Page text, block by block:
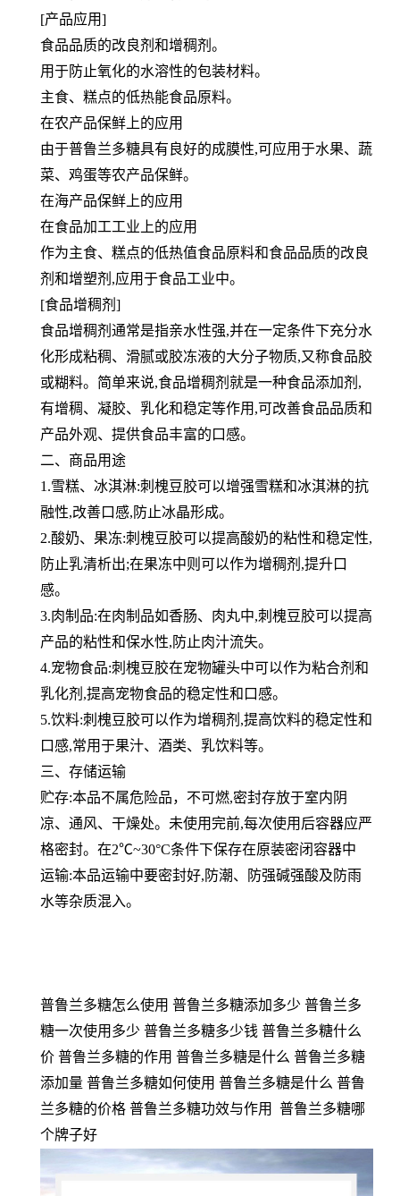
[产品应用]
食品品质的改良剂和增稠剂。
用于防止氧化的水溶性的包装材料。
主食、糕点的低热能食品原料。
在农产品保鲜上的应用
由于普鲁兰多糖具有良好的成膜性,可应用于水果、蔬
菜、鸡蛋等农产品保鲜。
在海产品保鲜上的应用
在食品加工工业上的应用
作为主食、糕点的低热值食品原料和食品品质的改良
剂和增塑剂,应用于食品工业中。
[食品增稠剂]
食品增稠剂通常是指亲水性强,并在一定条件下充分水
化形成粘稠、滑腻或胶冻液的大分子物质,又称食品胶
或糊料。简单来说,食品增稠剂就是一种食品添加剂,
有增稠、凝胶、乳化和稳定等作用,可改善食品品质和
产品外观、提供食品丰富的口感。
二、商品用途
1.雪糕、冰淇淋:刺槐豆胶可以增强雪糕和冰淇淋的抗
融性,改善口感,防止冰晶形成。
2.酸奶、果冻:刺槐豆胶可以提高酸奶的粘性和稳定性,
防止乳清析出;在果冻中则可以作为增稠剂,提升口
感。
3.肉制品:在肉制品如香肠、肉丸中,刺槐豆胶可以提高
产品的粘性和保水性,防止肉汁流失。
4.宠物食品:刺槐豆胶在宠物罐头中可以作为粘合剂和
乳化剂,提高宠物食品的稳定性和口感。
5.饮料:刺槐豆胶可以作为增稠剂,提高饮料的稳定性和
口感,常用于果汁、酒类、乳饮料等。
三、存储运输
贮存:本品不属危险品，不可燃,密封存放于室内阴
凉、通风、干燥处。未使用完前,每次使用后容器应严
格密封。在2℃~30°C条件下保存在原装密闭容器中
运输:本品运输中要密封好,防潮、防强碱强酸及防雨
水等杂质混入。
普鲁兰多糖怎么使用 普鲁兰多糖添加多少 普鲁兰多
糖一次使用多少 普鲁兰多糖多少钱 普鲁兰多糖什么
价 普鲁兰多糖的作用 普鲁兰多糖是什么 普鲁兰多糖
添加量 普鲁兰多糖如何使用 普鲁兰多糖是什么 普鲁
兰多糖的价格 普鲁兰多糖功效与作用 普鲁兰多糖哪
个牌子好